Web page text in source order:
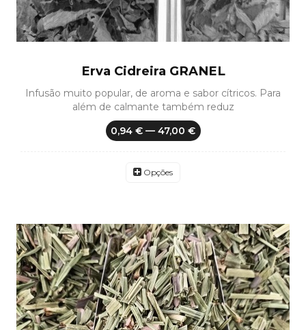
Erva Cidreira GRANEL
Infusão muito popular, de aroma e sabor cítricos. Para
além de calmante também reduz
0,94 € — 47,00 €
Opções